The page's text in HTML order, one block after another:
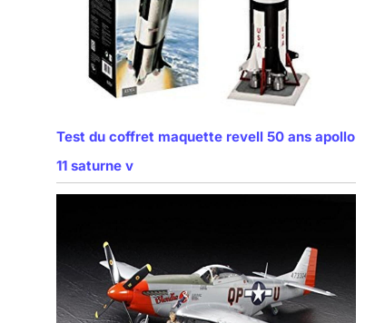
Test du coffret maquette revell 50 ans apollo
11 saturne v